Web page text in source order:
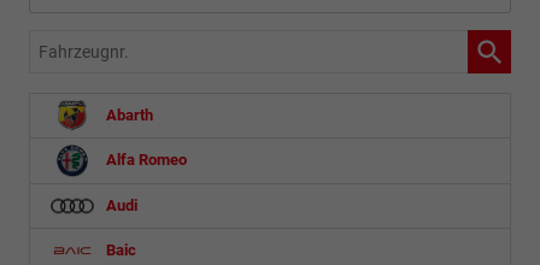
Fahrzeugnr.
Abarth
Alfa Romeo
Audi
Baic